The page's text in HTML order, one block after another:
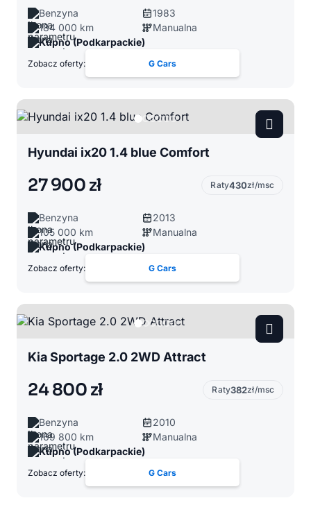
Benzyna
1983
184 000 km
Manualna
Kupno (Podkarpackie)
Zobacz oferty: G Cars
Hyundai ix20 1.4 blue Comfort
27 900 zł Raty430zł/msc
Benzyna
2013
105 000 km
Manualna
Kupno (Podkarpackie)
Zobacz oferty: G Cars
Kia Sportage 2.0 2WD Attract
24 800 zł Raty382zł/msc
Benzyna
2010
169 800 km
Manualna
Kupno (Podkarpackie)
Zobacz oferty: G Cars